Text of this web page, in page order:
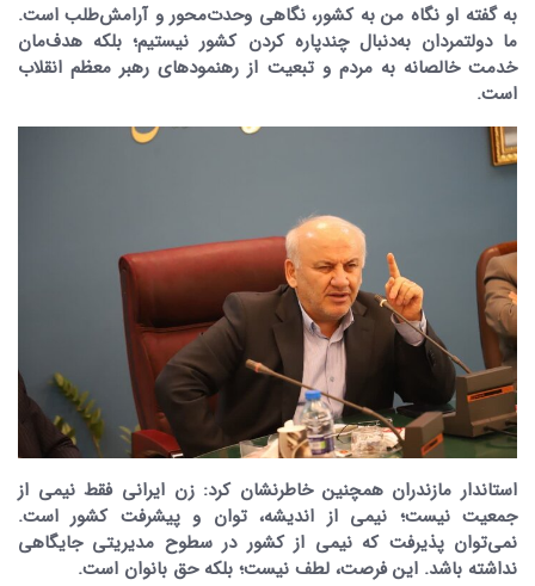
به گفته او نگاه من به کشور، نگاهی وحدت‌محور و آرامش‌طلب است.
ما دولتمردان به‌دنبال چندپاره کردن کشور نیستیم؛ بلکه هدف‌مان
خدمت خالصانه به مردم و تبعیت از رهنمودهای رهبر معظم انقلاب
است.
استاندار مازندران همچنین خاطرنشان کرد: زن ایرانی فقط نیمی از
جمعیت نیست؛ نیمی از اندیشه، توان و پیشرفت کشور است.
نمی‌توان پذیرفت که نیمی از کشور در سطوح مدیریتی جایگاهی
نداشته باشد. این فرصت، لطف نیست؛ بلکه حق بانوان است.